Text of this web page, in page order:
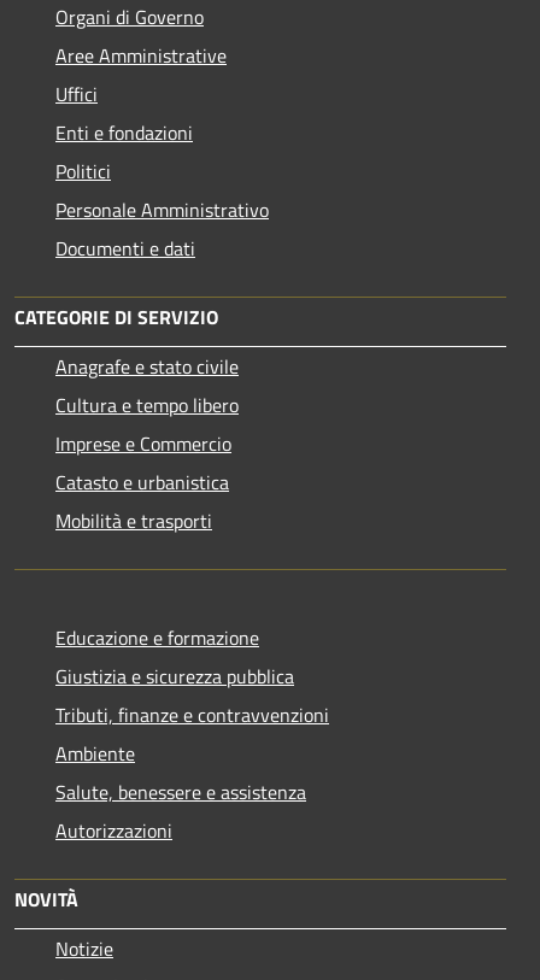
Organi di Governo
Aree Amministrative
Uffici
Enti e fondazioni
Politici
Personale Amministrativo
Documenti e dati
CATEGORIE DI SERVIZIO
Anagrafe e stato civile
Cultura e tempo libero
Imprese e Commercio
Catasto e urbanistica
Mobilità e trasporti
Educazione e formazione
Giustizia e sicurezza pubblica
Tributi, finanze e contravvenzioni
Ambiente
Salute, benessere e assistenza
Autorizzazioni
NOVITÀ
Notizie